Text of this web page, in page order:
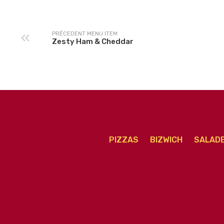
PRÉCEDENT MENU ITEM
Zesty Ham & Cheddar
PIZZAS BIZWICH